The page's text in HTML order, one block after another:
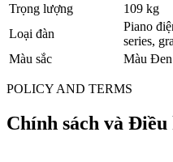
Trọng lượng
109 kg
Loại đàn
Piano
series,
Màu sắc
Màu
POLICY AND TERMS
Chính sách và Điều